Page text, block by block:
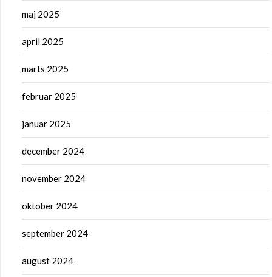
maj 2025
april 2025
marts 2025
februar 2025
januar 2025
december 2024
november 2024
oktober 2024
september 2024
august 2024